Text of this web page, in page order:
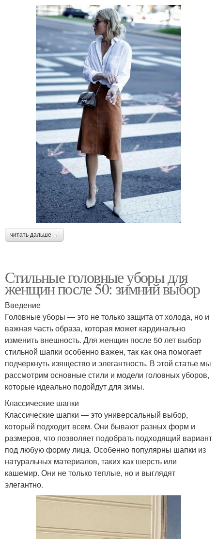
читать дальше →
Стильные головные уборы для
женщин после 50: зимний выбор
Введение
Головные уборы — это не только защита от холода, но и
важная часть образа, которая может кардинально
изменить внешность. Для женщин после 50 лет выбор
стильной шапки особенно важен, так как она помогает
подчеркнуть изящество и элегантность. В этой статье мы
рассмотрим основные стили и модели головных уборов,
которые идеально подойдут для зимы.
Классические шапки
Классические шапки — это универсальный выбор,
который подходит всем. Они бывают разных форм и
размеров, что позволяет подобрать подходящий вариант
под любую форму лица. Особенно популярны шапки из
натуральных материалов, таких как шерсть или
кашемир. Они не только теплые, но и выглядят
элегантно.